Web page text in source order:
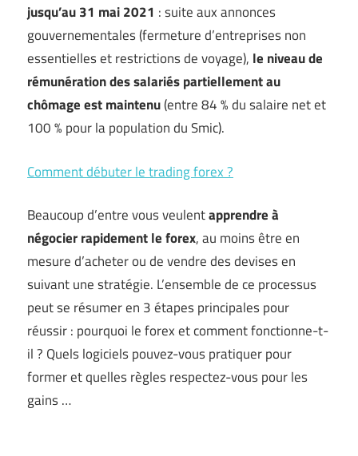
jusqu’au 31 mai 2021 : suite aux annonces
gouvernementales (fermeture d’entreprises non
essentielles et restrictions de voyage), le niveau de
rémunération des salariés partiellement au
chômage est maintenu(entre 84 % du salaire net et
100 % pour la population du Smic).
Comment débuter le trading forex ?
Beaucoup d’entre vous veulentapprendre à
négocier rapidement le forex, au moins être en
mesure d’acheter ou de vendre des devises en
suivant une stratégie. L’ensemble de ce processus
peut se résumer en 3 étapes principales pour
réussir : pourquoi le forex et comment fonctionne-t-
il ? Quels logiciels pouvez-vous pratiquer pour
former et quelles règles respectez-vous pour les
gains …